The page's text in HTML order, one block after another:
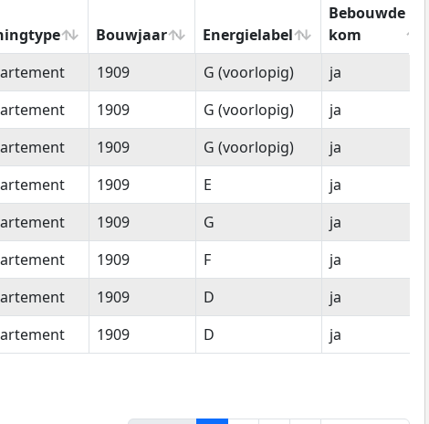
Bouwjaar Energielabel
Bebouwde
kom
Bouwjaar Energielabel
Bebouwde
kom
1909 G (voorlopig)
ja
1909 G (voorlopig)
ja
1909 G (voorlopig)
ja
1909 E
ja
1909 G
ja
1909 F
ja
1909 D
ja
1909 D ja